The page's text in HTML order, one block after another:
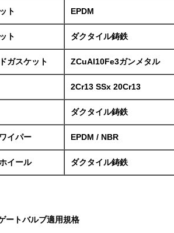
ト EPDM
ト ダクタイル鋳鉄
ガスケット ZCuAl10Fe3ガンメタル
2Cr13 SSx 20Cr13
ダクタイル鋳鉄
イパー EPDM / NBR
イール ダクタイル鋳鉄
ートバルブ適用規格